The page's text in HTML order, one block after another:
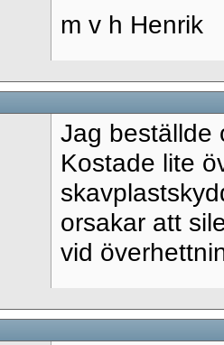
m v h Henrik
Jag beställde
Kostade lite
orsakar att
vid